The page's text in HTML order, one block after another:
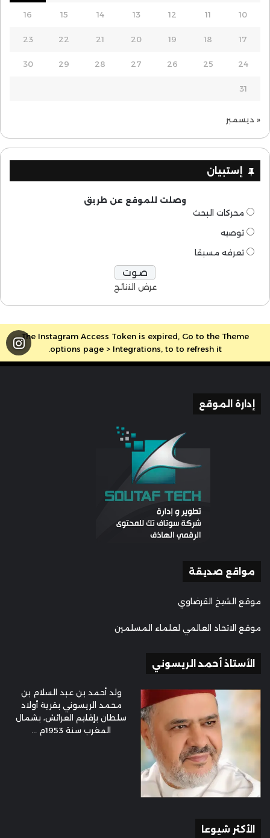
10
11
12
13
14
15
16
17
18
19
20
21
22
23
24
25
26
27
28
29
30
31
« ديسمبر
إستبيان
وصلت للموقع عن طريق
محركات البحث
توصيه
تعرفه مسبقا
عرض النتائج
The Instagram Access Token is expired, Go to the Theme
options page > Integrations, to to refresh it.
إدارة الموقع
مواقع صديقة
موقع الشيخ القرضاوي
موقع الاتحاد العالمي لعلماء المسلمين
الأستاذ أحمد الريسوني
ولد أحمد بن عبد السلام بن
محمد الريسوني بقرية أولاد
سلطان بإقليم العرائش، بشمال
المغرب سنة 1953م ...
الأكثر شيوعا